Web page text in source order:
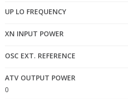
UP LO FREQUENCY
XN INPUT POWER
OSC EXT. REFERENCE
ATV OUTPUT POWER
0